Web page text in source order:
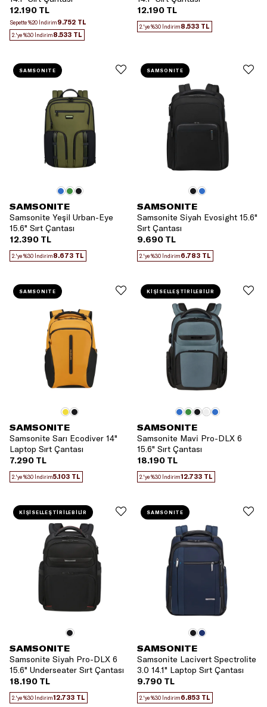
12.190 TL
Sepette %20 İndirim9.752 TL
2.'ye %30 İndirim8.533 TL
12.190 TL
2.'ye %30 İndirim8.533 TL
SAMSONITE
Samsonite Yeşil Urban-Eye
15.6" Sırt Çantası
12.390 TL
2.'ye %30 İndirim8.673 TL
SAMSONITE
SAMSONITE
Samsonite Siyah Evosight 15.6"
Sırt Çantası
9.690 TL
2.'ye %30 İndirim6.783 TL
SAMSONITE
SAMSONITE
Samsonite Sarı Ecodiver 14"
Laptop Sırt Çantası
7.290 TL
2.'ye %30 İndirim5.103 TL
SAMSONITE
SAMSONITE
Samsonite Mavi Pro-DLX 6
15.6" Sırt Çantası
18.190 TL
2.'ye %30 İndirim12.733 TL
KİŞİSELLEŞTİRİLEBİLİR
SAMSONITE
Samsonite Siyah Pro-DLX 6
15.6" Underseater Sırt Çantası
18.190 TL
2.'ye %30 İndirim12.733 TL
KİŞİSELLEŞTİRİLEBİLİR
SAMSONITE
Samsonite Lacivert Spectrolite
3.0 14.1" Laptop Sırt Çantası
9.790 TL
2.'ye %30 İndirim6.853 TL
SAMSONITE